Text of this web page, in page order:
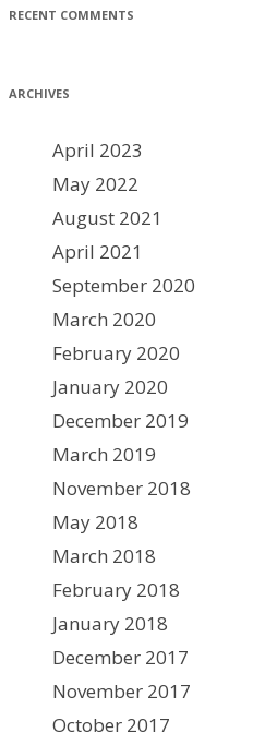
RECENT COMMENTS
ARCHIVES
April 2023
May 2022
August 2021
April 2021
September 2020
March 2020
February 2020
January 2020
December 2019
March 2019
November 2018
May 2018
March 2018
February 2018
January 2018
December 2017
November 2017
October 2017